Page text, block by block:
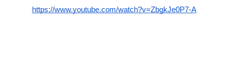
https://www.youtube.com/watch?v=ZbgkJe0P7-A